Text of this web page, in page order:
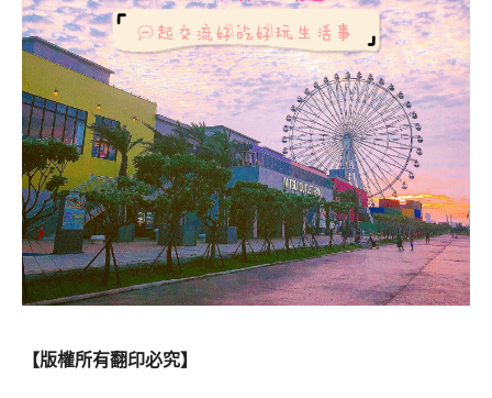
【版權所有翻印必究】